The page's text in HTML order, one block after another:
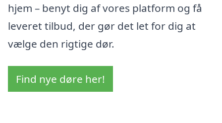
hjem – benyt dig af vores platform og få
leveret tilbud, der gør det let for dig at
vælge den rigtige dør.
Find nye døre her!